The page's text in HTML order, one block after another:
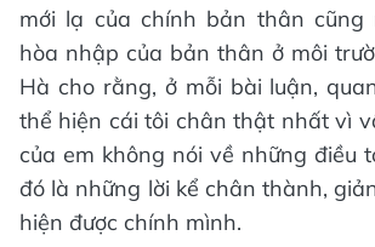
mới lạ của chính bản thân cũng
hòa nhập của bản thân ở môi
Hà cho rằng, ở mỗi bài luận,
thể hiện cái tôi chân thật nhất vì
của em không nói về những điều
đó là những lời kể chân thành,
hiện được chính mình.